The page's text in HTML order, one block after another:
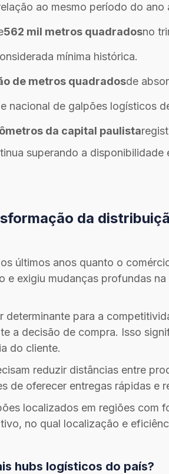
ao mesmo período do ano
562 mil metros quadradosno
mínima histórica.
de metros quadradosde
nacional de galpões logísticos
da capital paulista
superando a
da
últimos anos quanto o
exigiu mudanças profundas
para a
a decisão de compra. Isso
do cliente.
reduzir distâncias entre
de oferecer entregas rápidas e
localizados em regiões
no qual localização e
hubs logísticos do país?